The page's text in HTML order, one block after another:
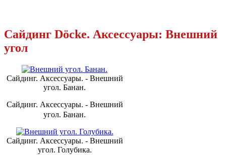
Сайдинг Döcke. Аксессуары: Внешний
угол
Сайдинг. Аксессуары. - Внешний
угол. Банан.
Сайдинг. Аксессуары. - Внешний
угол. Банан.
Сайдинг. Аксессуары. - Внешний
угол. Голубика.